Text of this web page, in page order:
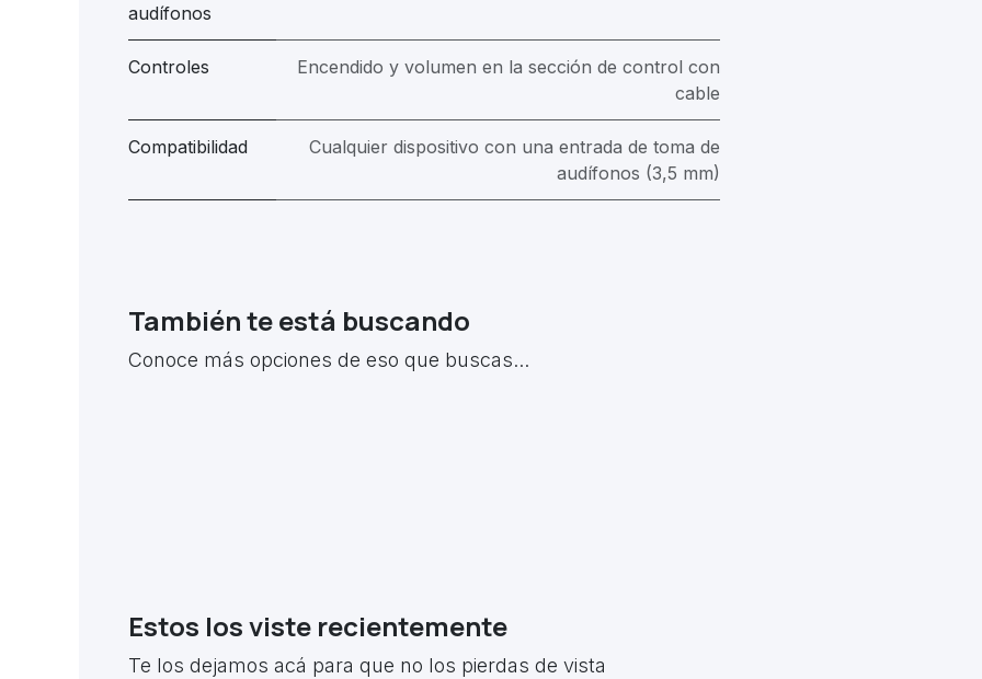
audífonos
Controles
Encendido y volumen en la sección de control con
cable
Compatibilidad
Cualquier dispositivo con una entrada de toma de
audífonos (3,5 mm)
También te está buscando
Conoce más opciones de eso que buscas...
Estos los viste recientemente
Te los dejamos acá para que no los pierdas de vista